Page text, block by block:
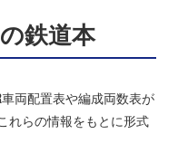
鉄道本
両配置表や編成両数表が
れらの情報をもとに形式